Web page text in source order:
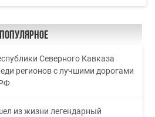
Популярное
Северного Кавказа
регионов с лучшими дорогами
из жизни легендарный